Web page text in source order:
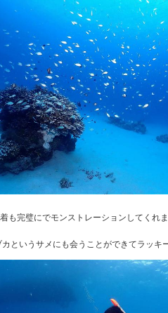
も完璧にでモンストレーションしてくれま
というサメにも会うことができてラッキ